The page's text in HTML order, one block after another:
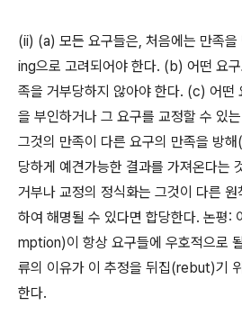
(ii) (a) 모든 요구들은, 처음에는 만족
ing으로 고려되어야 한다. (b) 어떤 요
족을 거부당하지 않아야 한다. (c) 어떤
을 부인하거나 그 요구를 교정할 수 있
그것의 만족이 다른 요구의 만족을 방
당하게 예견가능한 결과를 가져온다는
거부나 교정의 정식화는 그것이 다른 원
하여 해명될 수 있다면 합당한다. 논평:
mption)이 항상 요구들에 우호적으로
류의 이유가 이 추정을 뒤집(rebut)기
한다.